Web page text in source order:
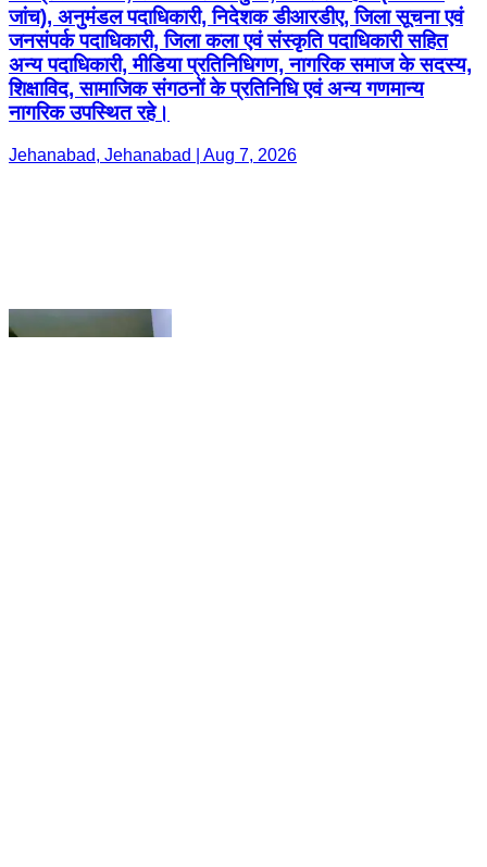
Jehanabad, Jehanabad | Aug 7, 2026